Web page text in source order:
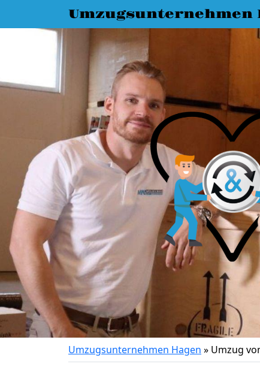
Umzugsunternehmen
Umzugsunternehmen Hagen » Umzug